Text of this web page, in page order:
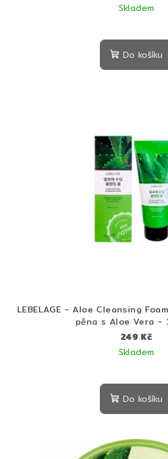
Skladem
Do košíku
LEBELAGE - Aloe Cleansing
pěna s Aloe Vera -
249 Kč
Skladem
Do košíku